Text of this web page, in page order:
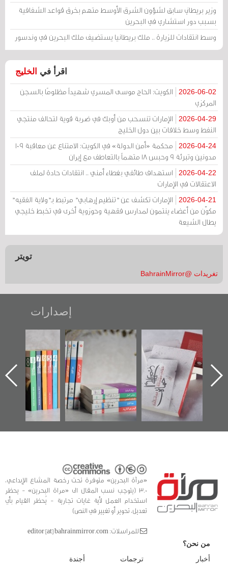
وزير بريطاني سابق لشؤون الشرق الأوسط متهم بخرق قواعد الشفافية
بسبب دور استشاري في البحرين
وسط انتقادات للزيارة .. ملك بريطانيا يستضيف ملك البحرين في وندسور
اقرأ في الخليج
2026-06-02
الكويت: الحاج موسى المسري شهيداً مظلومًا بالسجن
المركزي
2026-04-29
الإمارات تنسحب من أوبك في ضربة قوية لتحالف منتجي
النفط وسط خلافات بين دول الخليج
2026-04-24
محكمة «أمن الدولة» في الكويت: الامتناع عن معاقبة 109
مدونين وتبرئة 9 وحبس 18 متهماً بالتعاطف مع إيران
2026-04-22
استهداف طائفي بغطاء أمني .. انتقادات حادة لملف
الاعتقالات في الإمارات
2026-04-21
الإمارات تكشف عن "تنظيم إرهابي" مرتبط بـ"ولاية الفقيه"
مكوّن من أعضاء ينتمون لمدارس فقهية وحوزوية أخرى في تخبط خليجي
يطال الشيعة
تويتر
تغريدات @BahrainMirror
إصدارات
"حماة الباب الأخير":
الإصدار الأول عن
اعتصام الدراز
وأحداث ساحة
الفداء لمركز أوال
للدراسات والتوثيق
تصنيف موضوعي
للوثائق البريطانية
يقدمه «مركز أوال»
في سلسلة من 5
كتب
تصدر حصاد
الساحات 2019
«مرآة البحرين» متوفرة تحت رخصة المشاع الإبداعي،
3.0 (يتوجب نسب المقال الى «مراة البحرين» - يحظر
استخدام العمل لأية غايات تجارية - يُحظر القيام بأي
تعديل، تحوير أو تغيير في النص)
للمراسلات: editor [at] bahrainmirror.com
من نحن؟
أخبار
ترجمات
أجندة